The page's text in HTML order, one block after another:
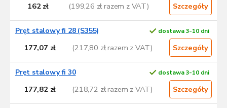
162 zł (199,26 zł razem z VAT) Szczegóły
Pręt stalowy fi 28 (S355) dostawa 3-10 dni
177,07 zł (217,80 zł razem z VAT) Szczegóły
Pręt stalowy fi 30 dostawa 3-10 dni
177,82 zł (218,72 zł razem z VAT) Szczegóły